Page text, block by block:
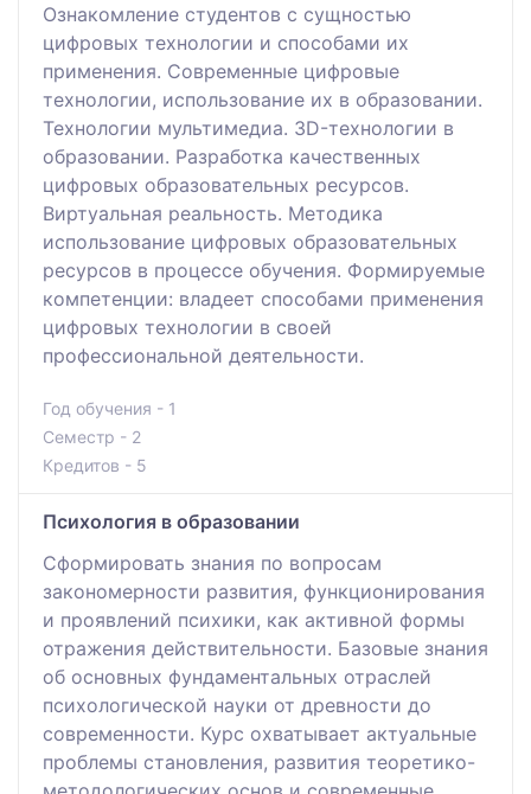
Ознакомление студентов с сущностью
цифровых технологии и способами их
применения. Современные цифровые
технологии, использование их в образовании.
Технологии мультимедиа. 3D-технологии в
образовании. Разработка качественных
цифровых образовательных ресурсов.
Виртуальная реальность. Методика
использование цифровых образовательных
ресурсов в процессе обучения. Формируемые
компетенции: владеет способами применения
цифровых технологии в своей
профессиональной деятельности.
Год обучения - 1
Семестр - 2
Кредитов - 5
Психология в образовании
Cформировать знания по вопросам
закономерности развития, функционирования
и проявлений психики, как активной формы
отражения действительности. Базовые знания
об основных фундаментальных отраслей
психологической науки от древности до
современности. Курс охватывает актуальные
проблемы становления, развития теоретико-